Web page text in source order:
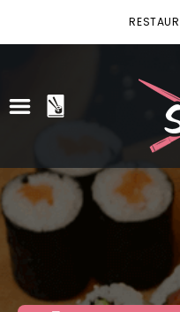
ACCUEIL
VOTRE COMPTE